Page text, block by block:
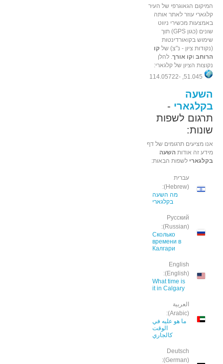
המיקום הגאוגרפי של העיר
קלגארי עוזר לאתר אותה
באמצעות מכשירי ניווט
שונים (כגון GPS) תוך
שימוש בקואורדינטות
(נקודות ציון - נ"צ) של קו
הרוחב וקו אורך. להלן
נקוצות הציון של קלגארי:
השעה
בקלגארי -
תרגום לשפות
שונות:
אנו מציעים תרגומים של דף
מידע זה אודות השעה
בקלגארי לשפות הבאות:
עברית
(Hebrew):
מה השעה
בקלגארי
Русский
(Russian):
Сколько
времени в
Калгари
English
(English):
What time is
it in Calgary
العربية
(Arabic):
ما هو عليه في
الوقت
كالجاري
Deutsch
(German):